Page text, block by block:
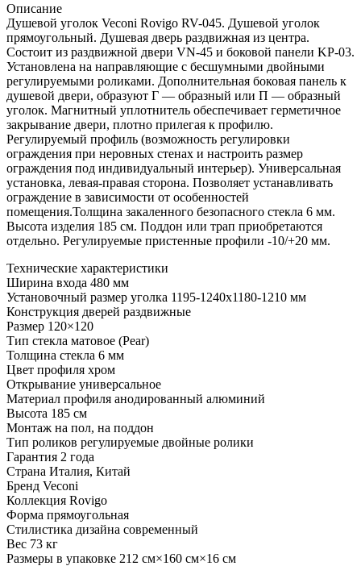
Описание
Душевой уголок Veconi Rovigo RV-045. Душевой уголок
прямоугольный. Душевая дверь раздвижная из центра.
Состоит из раздвижной двери VN-45 и боковой панели KP-03.
Установлена на направляющие с бесшумными двойными
регулируемыми роликами. Дополнительная боковая панель к
душевой двери, образуют Г — образный или П — образный
уголок. Магнитный уплотнитель обеспечивает герметичное
закрывание двери, плотно прилегая к профилю.
Регулируемый профиль (возможность регулировки
ограждения при неровных стенах и настроить размер
ограждения под индивидуальный интерьер). Универсальная
установка, левая-правая сторона. Позволяет устанавливать
ограждение в зависимости от особенностей
помещения.Толщина закаленного безопасного стекла 6 мм.
Высота изделия 185 см. Поддон или трап приобретаются
отдельно. Регулируемые пристенные профили -10/+20 мм.
Технические характеристики
Ширина входа 480 мм
Установочный размер уголка 1195-1240х1180-1210 мм
Конструкция дверей раздвижные
Размер 120×120
Тип стекла матовое (Pear)
Толщина стекла 6 мм
Цвет профиля хром
Открывание универсальное
Материал профиля анодированный алюминий
Высота 185 см
Монтаж на пол, на поддон
Тип роликов регулируемые двойные ролики
Гарантия 2 года
Страна Италия, Китай
Бренд Veconi
Коллекция Rovigo
Форма прямоугольная
Стилистика дизайна современный
Вес 73 кг
Размеры в упаковке 212 см×160 см×16 см